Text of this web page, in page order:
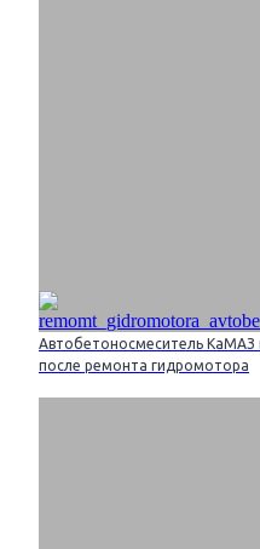
Автобетоносмеситель КаМАЗ
после ремонта гидромотора